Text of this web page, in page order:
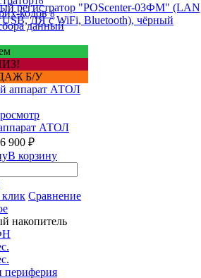
кодов 8
данный
Б/У
АТОЛ
900 ₽
В корзину
Сравнение
накопитель